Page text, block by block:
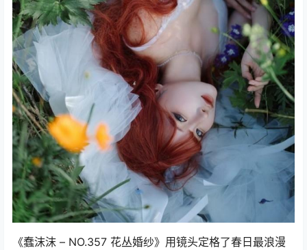
《蠢沫沫 – NO.357 花丛婚纱》用镜头定格了春日最浪漫